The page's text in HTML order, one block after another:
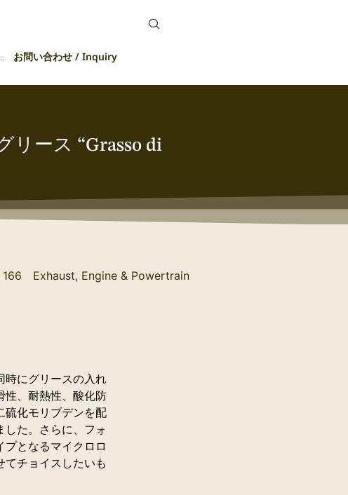
お問い合わせ / Inquiry
リース “Grasso di
166 Exhaust, Engine & Powertrain
にグリースの入れ
性、耐熱性、酸化防
硫化モリブデンを配
した。さらに、フォ
となるマイクロロ
てチョイスしたいも